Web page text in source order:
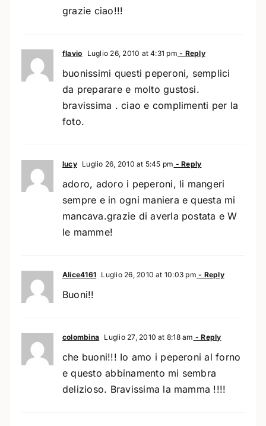
grazie ciao!!!
flavio Luglio 26, 2010 at 4:31 pm - Reply
buonissimi questi peperoni, semplici
da preparare e molto gustosi.
bravissima . ciao e complimenti per la
foto.
lucy Luglio 26, 2010 at 5:45 pm - Reply
adoro, adoro i peperoni, li mangeri
sempre e in ogni maniera e questa mi
mancava.grazie di averla postata e W
le mamme!
Alice4161 Luglio 26, 2010 at 10:03 pm - Reply
Buoni!!
colombina Luglio 27, 2010 at 8:18 am - Reply
che buoni!!! Io amo i peperoni al forno
e questo abbinamento mi sembra
delizioso. Bravissima la mamma !!!!